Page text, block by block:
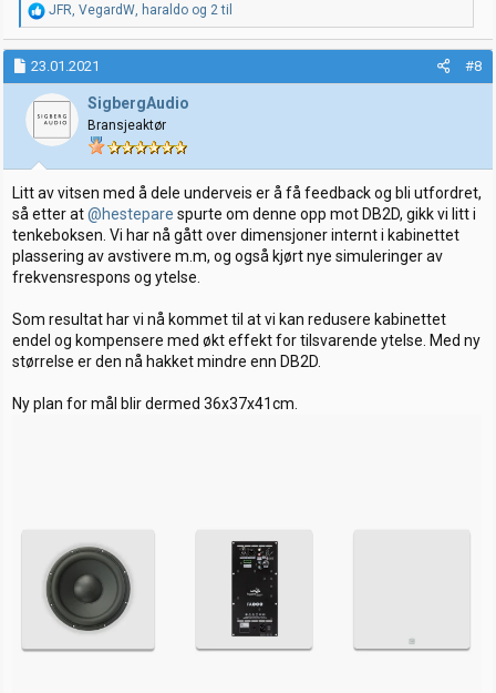
R
e
a
k
s
j
o
e
r
:
JFR, VegardW, haraldo og 2 til
23.01.2021 #8
SigbergAudio
Bransjeaktør
Litt av vitsen med å dele underveis er å få feedback og bli utfordret,
så etter at@hestepare spurte om denne opp mot DB2D, gikk vi litt i
tenkeboksen. Vi har nå gått over dimensjoner internt i kabinettet
plassering av avstivere m.m, og også kjørt nye simuleringer av
frekvensrespons og ytelse.
Som resultat har vi nå kommet til at vi kan redusere kabinettet
endel og kompensere med økt effekt for tilsvarende ytelse. Med ny
størrelse er den nå hakket mindre enn DB2D.
Ny plan for mål blir dermed 36x37x41cm.